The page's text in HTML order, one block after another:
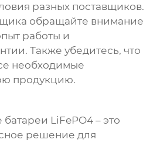
разных поставщиков.
обращайте внимание
работы и
Также убедитесь, что
необходимые
продукцию.
LiFePO4 – это
решение для